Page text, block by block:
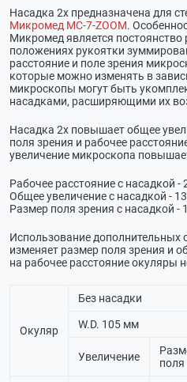
Насадка 2х предназначена для
Микромед МС-7-ZOOM.
Микромед является постоянство
положениях рукоятки
расстояние и поле зрения
которые можно изменять в
микроскопы могут быть
насадками, расширяющими их
Насадка 2х повышает общее
поля зрения и рабочее
увеличение микроскопа
Рабочее расстояние с насадкой -
Общее увеличение с насадкой -
Размер поля зрения с насадкой -
Использование дополнительных
изменяет размер поля зрения и
на рабочее расстояние окуляры
Окуляр
Без насадки
W.D. 105 мм
Увеличение
поля